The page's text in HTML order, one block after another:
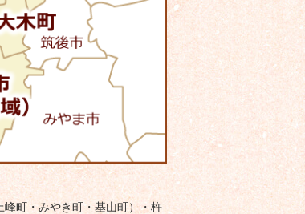
町・みやき町・基山町）・杵